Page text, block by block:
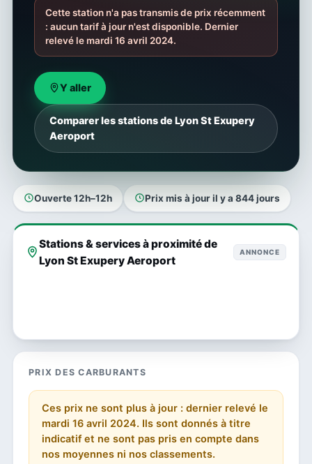
Cette station n'a pas transmis de prix récemment
: aucun tarif à jour n'est disponible. Dernier
relevé le mardi 16 avril 2024.
Y aller
Comparer les stations de Lyon St Exupery
Aeroport
Ouverte 12h–12h Prix mis à jour il y a 844 jours
Stations & services à proximité de
Lyon St Exupery Aeroport
ANNONCE
PRIX DES CARBURANTS
Ces prix ne sont plus à jour : dernier relevé le
mardi 16 avril 2024. Ils sont donnés à titre
indicatif et ne sont pas pris en compte dans
nos moyennes ni nos classements.